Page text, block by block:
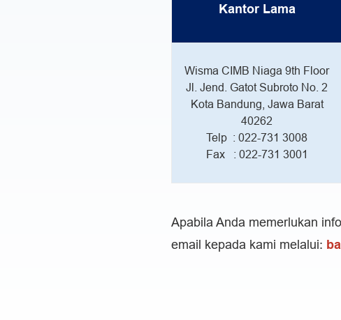
Kantor Lama
Wisma CIMB Niaga 9th Floor
Jl. Jend. Gatot Subroto No. 2
Kota Bandung, Jawa Barat
40262
Telp : 022-731 3008
Fax : 022-731 3001
Apabila Anda memerlukan
email kepada kami melalui: